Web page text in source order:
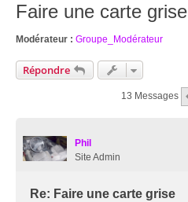
Faire une carte grise
Modérateur : Groupe_Modérateur
Répondre
13 Messages
Phil
Site Admin
Re: Faire une carte grise